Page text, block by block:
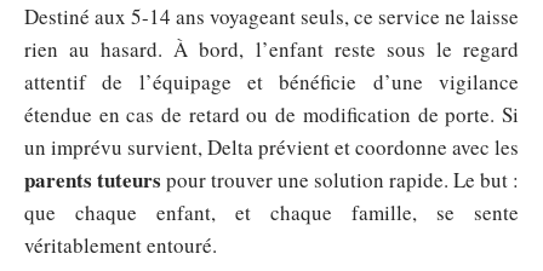
Destiné aux 5-14 ans voyageant seuls, ce service ne laisse
rien au hasard. À bord, l’enfant reste sous le regard
attentif de l’équipage et bénéficie d’une vigilance
étendue en cas de retard ou de modification de porte. Si
un imprévu survient, Delta prévient et coordonne avec les
parents tuteurs pour trouver une solution rapide. Le but :
que chaque enfant, et chaque famille, se sente
véritablement entouré.